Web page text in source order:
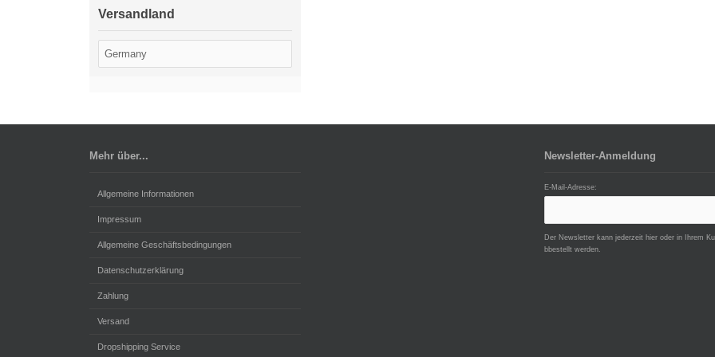
Versandland
Mehr über...
Allgemeine Informationen
Impressum
Allgemeine Geschäftsbedingungen
Datenschutzerklärung
Zahlung
Versand
Dropshipping Service
Newsletter-Anmeldung
E-Mail-Adresse:
Der Newsletter kann jederzeit hier oder in Ihrem
bbestellt werden.